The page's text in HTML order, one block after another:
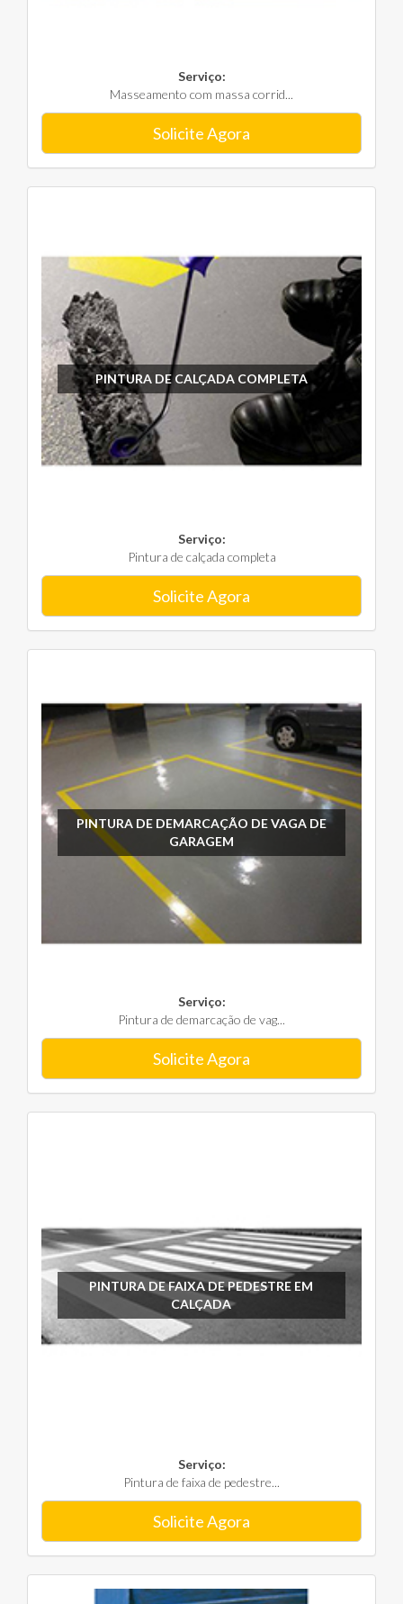
Serviço:
Masseamento com massa corrid...
Solicite Agora
PINTURA DE CALÇADA COMPLETA
Serviço:
Pintura de calçada completa
Solicite Agora
PINTURA DE DEMARCAÇÃO DE VAGA DE
GARAGEM
Serviço:
Pintura de demarcação de vag...
Solicite Agora
PINTURA DE FAIXA DE PEDESTRE EM
CALÇADA
Serviço:
Pintura de faixa de pedestre...
Solicite Agora